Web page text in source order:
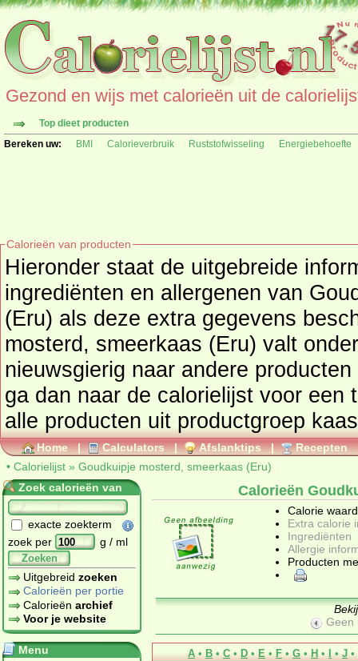
Gezond en wijs met calorieën uit de
Top dieet producten
Bereken uw:
BMI Calorieverbruik Ruststofwisseling Energiebehoefte
Calorieën van producten
Hieronder staat de uitgebreide
ingrediënten en allergenen van Goudkuipje mosterd, smeerkaas
(Eru) als deze extra gegevens
mosterd, smeerkaas (Eru) valt
nieuwsgierig naar andere
ga dan naar de calorielijst voor een totaaloverzicht. Ook kunt u
alle producten uit productgroep kaas
Home | Calculators | Afslanktips | Recepten
• Calorielijst » Goudkuipje mosterd, smeerkaas (Eru)
Zoek calorieën van
exacte zoekterm
zoek per
g / ml
Zoeken
Uitgebreid zoeken
Calorieën per portie
Calorieën archief
Voor je website
Menu
Calorieën
Calorie
Extra calorie
Ingrediënten
Allergie
Producten
Geen
A • B • C • D • E • F • G • H • I • J •